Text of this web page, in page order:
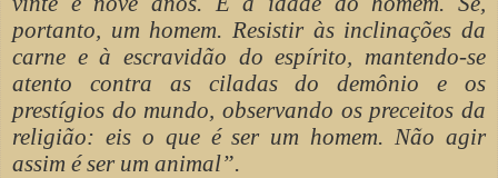
portanto, um homem. Resistir às inclinações da
carne e à escravidão do espírito, mantendo-se
atento contra as ciladas do demônio e os
prestígios do mundo, observando os preceitos da
religião: eis o que é ser um homem. Não agir
assim é ser um animal”.